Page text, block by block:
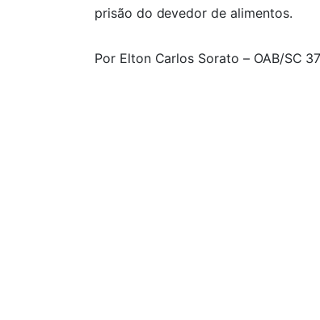
prisão do devedor de alimentos.
Por Elton Carlos Sorato – OAB/SC